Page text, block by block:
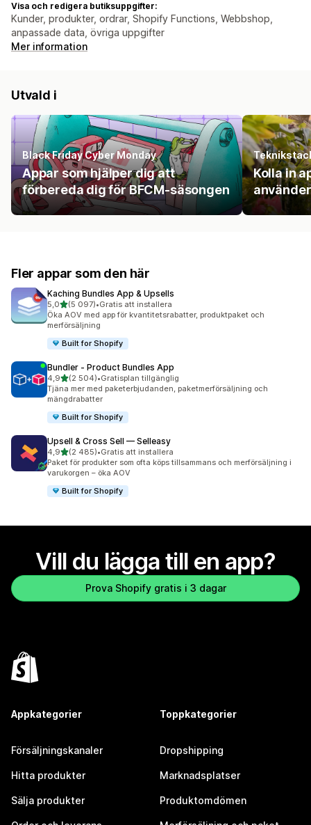
Visa och redigera butiksuppgifter:
Kunder, produkter, ordrar, Shopify Functions, Webbshop,
anpassade data, övriga uppgifter
Mer information
Utvald i
Black Friday Cyber Monday
Appar som hjälper dig att
förbereda dig för BFCM-säsongen
Kolla in
Fler appar som den här
Kaching Bundles App & Upsells
5,0av 5 stjärnor
(5 097)
5097 recensioner totalt
•Gratis att installera
Öka AOV med app för kvantitetsrabatter, produktpaket och
merförsäljning
Built for Shopify
Bundler ‑ Product Bundles App
4,9av 5 stjärnor
(2 504)
2504 recensioner totalt
•Gratisplan tillgänglig
Tjäna mer med paketerbjudanden, paketmerförsäljning och
mängdrabatter
Built for Shopify
Upsell & Cross Sell — Selleasy
4,9av 5 stjärnor
(2 485)
2485 recensioner totalt
•Gratis att installera
Paket för produkter som ofta köps tillsammans och merförsäljning i
varukorgen – öka AOV
Built for Shopify
Vill du lägga till en app?
Prova Shopify gratis i 3 dagar
Appkategorier
Försäljningskanaler
Hitta produkter
Sälja produkter
Toppkategorier
Dropshipping
Marknadsplatser
Produktomdömen